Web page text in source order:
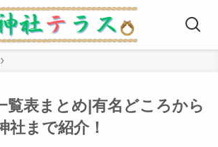
覧表まとめ|有名どころから
社まで紹介！